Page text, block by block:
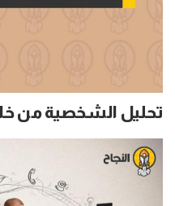
تحليل الشخصية من